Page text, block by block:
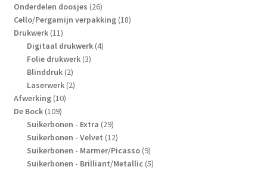
producten
Onderdelen doosjes 2626
producten
Cello/Pergamijn verpakking 1818
Drukwerk 1111
producten
Digitaal drukwerk 44
Folie drukwerk 33
Blinddruk 22
producten
Laserwerk 22
Afwerking 1010
De Bock 109109
producten
Suikerbonen - Extra 2929
producten
Suikerbonen - Velvet 1212
producten
Suikerbonen - Marmer/Picasso 99
producten
Suikerbonen - Brilliant/Metallic 55